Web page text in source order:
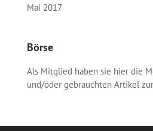
Mai 2017
Börse
Als Mitglied haben sie hier die
und/oder gebrauchten Artikel